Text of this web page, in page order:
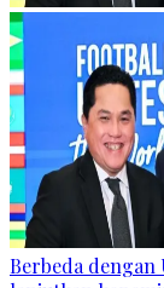
Berbeda